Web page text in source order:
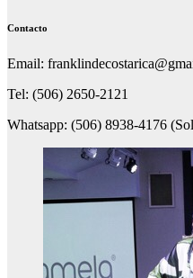
Contacto
Email:
Tel: (506) 2650-2121
Whatsapp: (506) 8938-4176